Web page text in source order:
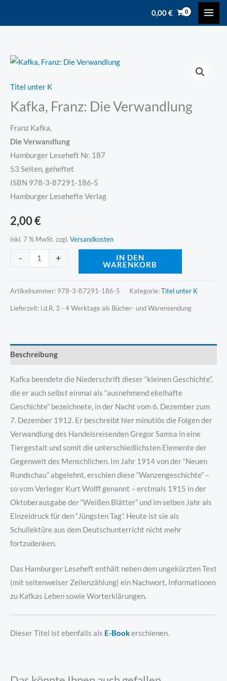
0,00€
Titel unter K
Kafka, Franz: Die Verwandlung
Franz Kafka,
Die Verwandlung
Hamburger Leseheft Nr. 187
53 Seiten, geheftet
ISBN 978-3-87291-186-5
Hamburger Lesehefte Verlag
2,00€
inkl. 7 % MwSt. zzgl. Versandkosten
-
Kafka,
Die
Verwandlung
+
IN DEN
WARENKORB
Artikelnummer: 978-3-87291-186-5 Kategorie:Titel unter K
Lieferzeit: i.d.R. 3 - 4 Werktage als Bücher- und Warensendung
Beschreibung
Kafka beendete die Niederschrift dieser “kleinen Geschichte”,
die er auch selbst einmal als “ausnehmend ekelhafte
Geschichte” bezeichnete, in der Nacht vom 6. Dezember zum
7. Dezember 1912. Er beschreibt hier minutiös die Folgen der
Verwandlung des Handelsreisenden Gregor Samsa in eine
Tiergestalt und somit die unterschiedlichsten Elemente der
Gegenwelt des Menschlichen. Im Jahr 1914 von der “Neuen
Rundschau” abgelehnt, erschien diese “Wanzengeschichte” –
so vom Verleger Kurt Wolff genannt – erstmals 1915 in der
Oktoberausgabe der “Weißen Blätter” und im selben Jahr als
Einzeldruck für den “Jüngsten Tag”. Heute ist sie als
Schullektüre aus dem Deutschunterricht nicht mehr
fortzudenken.
Das Hamburger Leseheft enthält neben dem ungekürzten Text
(mit seitenweiser Zeilenzählung) ein Nachwort, Informationen
zu Kafkas Leben sowie Worterklärungen.
Dieser Titel ist ebenfalls als E-Bookerschienen.